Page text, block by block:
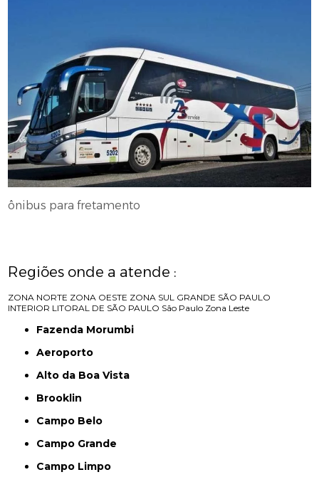
ônibus para fretamento
Regiões onde a atende :
ZONA NORTE ZONA OESTE ZONA SUL GRANDE SÃO PAULO
INTERIOR LITORAL DE SÃO PAULO São Paulo Zona Leste
Fazenda Morumbi
Aeroporto
Alto da Boa Vista
Brooklin
Campo Belo
Campo Grande
Campo Limpo